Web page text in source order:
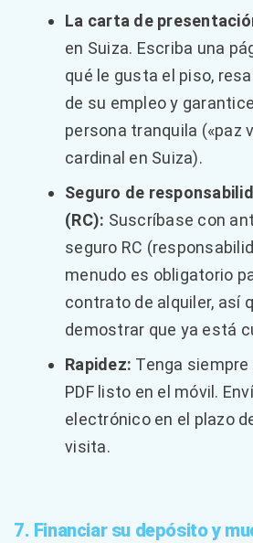
La carta de
en Suiza. Escriba una
qué le gusta el piso,
de su empleo y
persona tranquila («paz
cardinal en Suiza).
Seguro de
(RC): Suscríbase con
seguro RC
menudo es obligatorio
contrato de alquiler, así
demostrar que ya está
Rapidez: Tenga
PDF listo en el móvil.
electrónico en el plazo
visita.
7. Financiar su depósito y